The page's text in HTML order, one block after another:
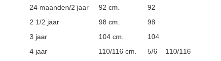
24 maanden/2 jaar 92 cm.
92
2 1/2 jaar
98 cm.
98
3 jaar
104 cm.
104
4 jaar
110/116 cm.
5/6 – 110/116